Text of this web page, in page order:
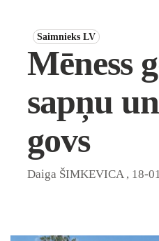
Saimnieks LV
Mēness
sapņu
govs
Daiga ŠIMKEVICA , 18-